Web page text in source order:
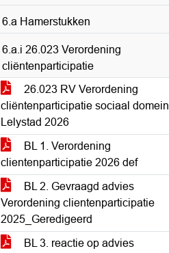
6.a Hamerstukken
6.a.i 26.023 Verordening
cliëntenparticipatie
26.023 RV Verordening
cliëntenparticipatie sociaal domein
Lelystad 2026
BL 1. Verordening
clientenparticipatie 2026 def
BL 2. Gevraagd advies
Verordening clientenparticipatie
2025_Geredigeerd
BL 3. reactie op advies